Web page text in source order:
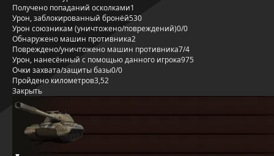
Получено попаданий осколками1
Урон, заблокированный бронёй530
Урон союзникам (уничтожено/повреждений)0/0
Обнаружено машин противника2
Повреждено/уничтожено машин противника7/4
Урон, нанесённый с помощью данного игрока975
Очки захвата/защиты базы0/0
Пройдено километров3,52
Закрыть